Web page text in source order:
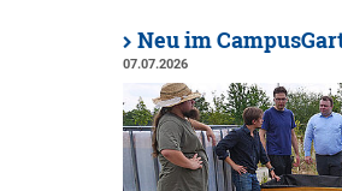
Neu im
07.07.2026